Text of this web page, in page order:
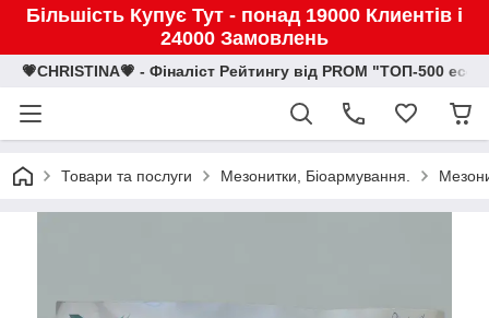
Більшість Купує Тут - понад 19000 Клиентів і
24000 Замовлень
💗CHRISTINA💗 - Фіналіст Рейтингу від PROM "ТОП-500
Товари та послуги Мезонитки, Біоармування.